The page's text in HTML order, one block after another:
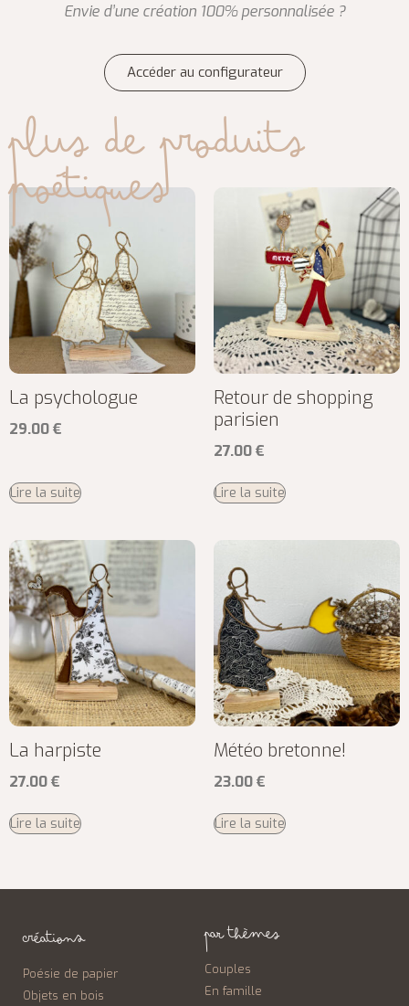
Envie d’une création 100% personnalisée ?
Accéder au configurateur
Plus de produits
poétiques
La psychologue
29.00€
Lire la suite
Retour de shopping
parisien
27.00€
Lire la suite
La harpiste
27.00€
Lire la suite
Météo bretonne!
23.00€
Lire la suite
CRÉATIONS
Poésie de papier
Objets en bois
PAR THÈMES
Couples
En famille